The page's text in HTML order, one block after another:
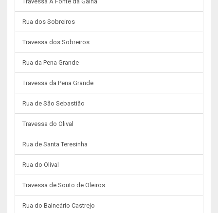
Rua dos Sobreiros
Travessa dos Sobreiros
Rua da Pena Grande
Travessa da Pena Grande
Rua de São Sebastião
Travessa do Olival
Rua de Santa Teresinha
Rua do Olival
Travessa de Souto de Oleiros
Rua do Balneário Castrejo